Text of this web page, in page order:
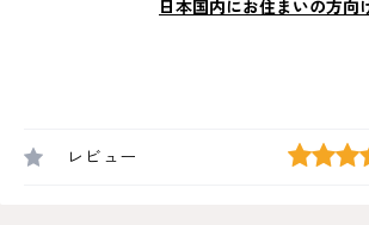
日本国内にお住まいの方向
レビュー